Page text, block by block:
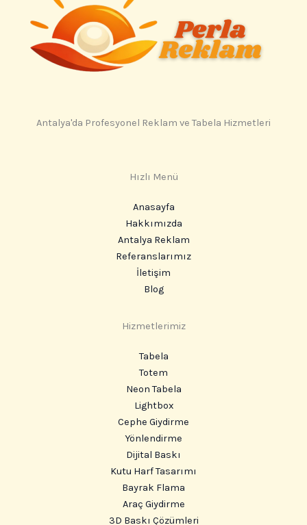
Antalya'da Profesyonel Reklam ve Tabela Hizmetleri
Hızlı Menü
Anasayfa
Hakkımızda
Antalya Reklam
Referanslarımız
İletişim
Blog
Hizmetlerimiz
Tabela
Totem
Neon Tabela
Lightbox
Cephe Giydirme
Yönlendirme
Dijital Baskı
Kutu Harf Tasarımı
Bayrak Flama
Araç Giydirme
3D Baskı Çözümleri